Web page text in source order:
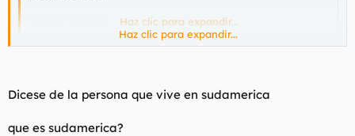
Haz clic para expandir...
Haz clic para expandir...
Dicese de la persona que vive en sudamerica
que es sudamerica?